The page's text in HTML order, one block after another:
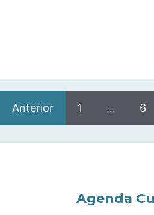
Anterior 1 … 6
Agenda